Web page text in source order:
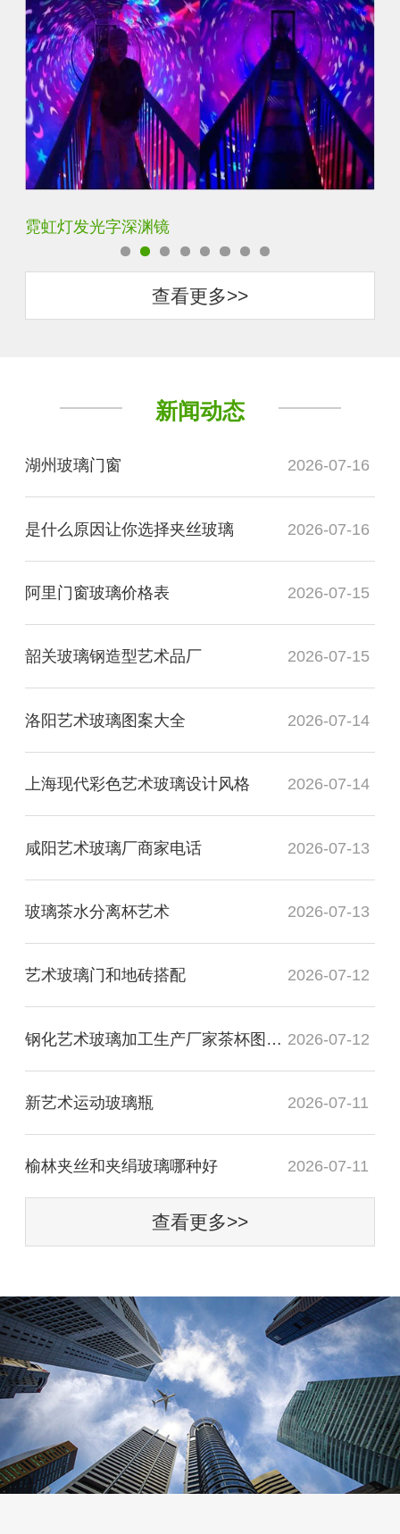
KTV广告灯箱背景墙定制做千层镜
查看更多>>
新闻动态
湖州玻璃门窗 2026-07-16
是什么原因让你选择夹丝玻璃 2026-07-16
阿里门窗玻璃价格表 2026-07-15
韶关玻璃钢造型艺术品厂 2026-07-15
洛阳艺术玻璃图案大全 2026-07-14
上海现代彩色艺术玻璃设计风格 2026-07-14
咸阳艺术玻璃厂商家电话 2026-07-13
玻璃茶水分离杯艺术 2026-07-13
艺术玻璃门和地砖搭配 2026-07-12
钢化艺术玻璃加工生产厂家茶杯图片高清 2026-07-12
新艺术运动玻璃瓶 2026-07-11
榆林夹丝和夹绢玻璃哪种好 2026-07-11
查看更多>>